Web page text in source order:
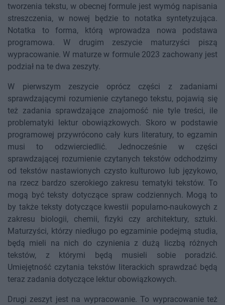
tworzenia tekstu, w obecnej formule jest wymóg napisania
streszczenia, w nowej będzie to notatka syntetyzująca.
Notatka to forma, którą wprowadza nowa podstawa
programowa. W drugim zeszycie maturzyści piszą
wypracowanie. W maturze w formule 2023 zachowany jest
podział na te dwa zeszyty.
W pierwszym zeszycie oprócz części z zadaniami
sprawdzającymi rozumienie czytanego tekstu, pojawią się
też zadania sprawdzające znajomość nie tyle treści, ile
problematyki lektur obowiązkowych. Skoro w podstawie
programowej przywrócono cały kurs literatury, to egzamin
musi to odzwierciedlić. Jednocześnie w części
sprawdzającej rozumienie czytanych tekstów odchodzimy
od tekstów nastawionych czysto kulturowo lub językowo,
na rzecz bardzo szerokiego zakresu tematyki tekstów. To
mogą być teksty dotyczące spraw codziennych. Mogą to
by także teksty dotyczące kwestii popularno-naukowych z
zakresu biologii, chemii, fizyki czy architektury, sztuki.
Maturzyści, którzy niedługo po egzaminie podejmą studia,
będą mieli na nich do czynienia z dużą liczbą różnych
tekstów, z którymi będą musieli sobie poradzić.
Umiejętność czytania tekstów literackich sprawdzać będą
teraz zadania dotyczące lektur obowiązkowych.
Drugi zeszyt jest na wypracowanie. To wypracowanie też